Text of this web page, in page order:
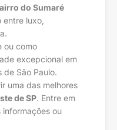
do Sumaré
luxo,
ou como
excepcional em
de São Paulo.
uma das melhores
de SP. Entre em
informações ou